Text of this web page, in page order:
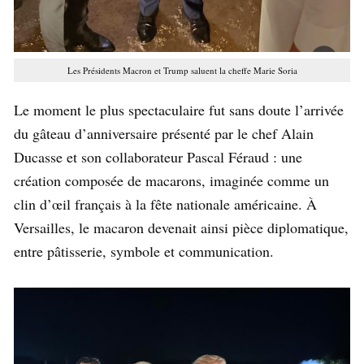
Les Présidents Macron et Trump saluent la cheffe Marie Soria
Le moment le plus spectaculaire fut sans doute l’arrivée
du gâteau d’anniversaire présenté par le chef Alain
Ducasse et son collaborateur Pascal Féraud : une
création composée de macarons, imaginée comme un
clin d’œil français à la fête nationale américaine. À
Versailles, le macaron devenait ainsi pièce diplomatique,
entre pâtisserie, symbole et communication.